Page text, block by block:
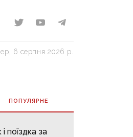
6 серпня 2026 р.
ПОПУЛЯРНE
поїздка за